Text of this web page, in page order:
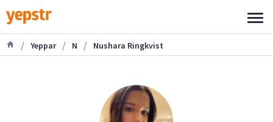
/ Yeppar / N / Nushara Ringkvist